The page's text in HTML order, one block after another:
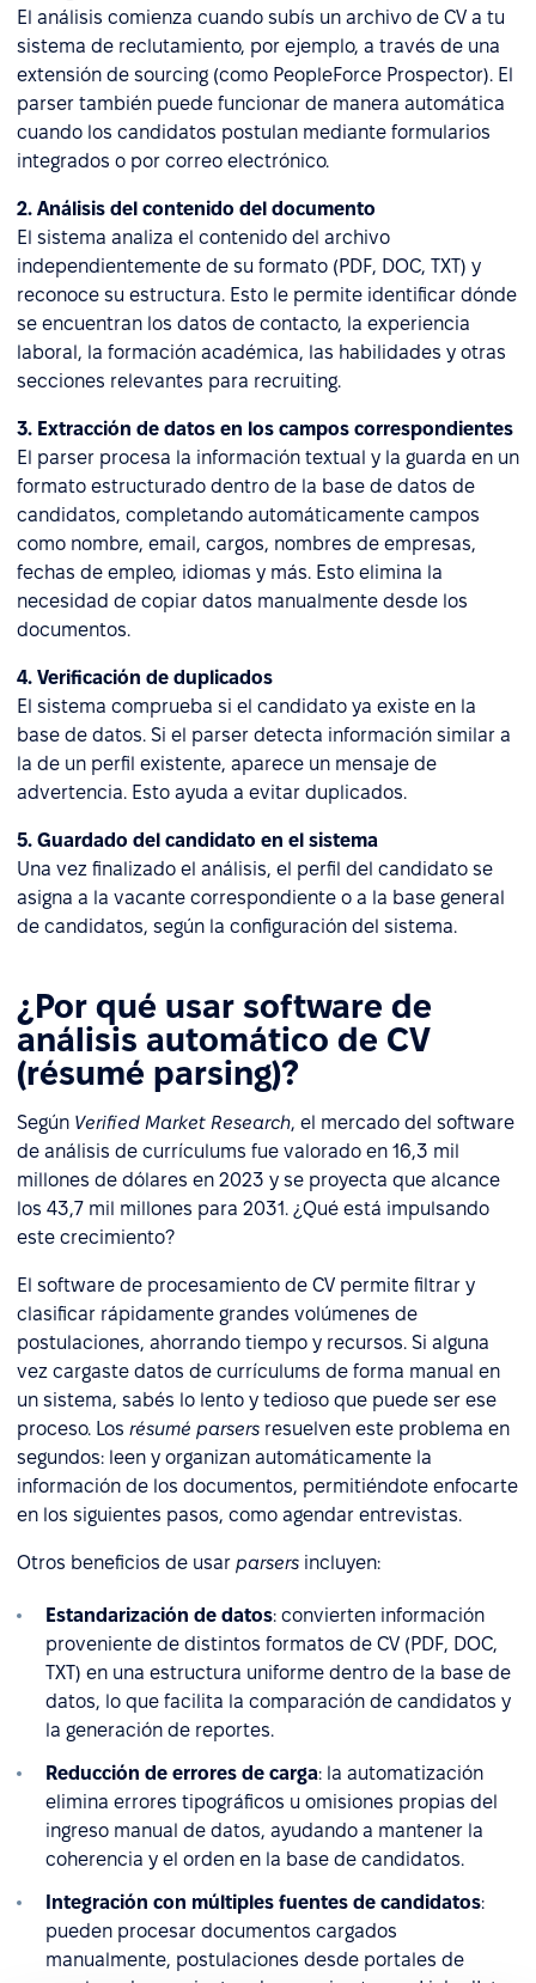
El análisis comienza cuando subís un archivo de CV a tu
sistema de reclutamiento, por ejemplo, a través de una
extensión de sourcing (como PeopleForce Prospector). El
parser también puede funcionar de manera automática
cuando los candidatos postulan mediante formularios
integrados o por correo electrónico.
2. Análisis del contenido del documento
El sistema analiza el contenido del archivo
independientemente de su formato (PDF, DOC, TXT) y
reconoce su estructura. Esto le permite identificar dónde
se encuentran los datos de contacto, la experiencia
laboral, la formación académica, las habilidades y otras
secciones relevantes para recruiting.
3. Extracción de datos en los campos correspondientes
El parser procesa la información textual y la guarda en un
formato estructurado dentro de la base de datos de
candidatos, completando automáticamente campos
como nombre, email, cargos, nombres de empresas,
fechas de empleo, idiomas y más. Esto elimina la
necesidad de copiar datos manualmente desde los
documentos.
4. Verificación de duplicados
El sistema comprueba si el candidato ya existe en la
base de datos. Si el parser detecta información similar a
la de un perfil existente, aparece un mensaje de
advertencia. Esto ayuda a evitar duplicados.
5. Guardado del candidato en el sistema
Una vez finalizado el análisis, el perfil del candidato se
asigna a la vacante correspondiente o a la base general
de candidatos, según la configuración del sistema.
¿Por qué usar software de
análisis automático de CV
(résumé parsing)?
Según Verified Market Research, el mercado del software
de análisis de currículums fue valorado en 16,3 mil
millones de dólares en 2023 y se proyecta que alcance
los 43,7 mil millones para 2031. ¿Qué está impulsando
este crecimiento?
El software de procesamiento de CV permite filtrar y
clasificar rápidamente grandes volúmenes de
postulaciones, ahorrando tiempo y recursos. Si alguna
vez cargaste datos de currículums de forma manual en
un sistema, sabés lo lento y tedioso que puede ser ese
proceso. Los résumé parsers resuelven este problema en
segundos: leen y organizan automáticamente la
información de los documentos, permitiéndote enfocarte
en los siguientes pasos, como agendar entrevistas.
Otros beneficios de usar parsers incluyen:
Estandarización de datos: convierten información
proveniente de distintos formatos de CV (PDF, DOC,
TXT) en una estructura uniforme dentro de la base de
datos, lo que facilita la comparación de candidatos y
la generación de reportes.
Reducción de errores de carga: la automatización
elimina errores tipográficos u omisiones propias del
ingreso manual de datos, ayudando a mantener la
coherencia y el orden en la base de candidatos.
Integración con múltiples fuentes de candidatos:
pueden procesar documentos cargados
manualmente, postulaciones desde portales de